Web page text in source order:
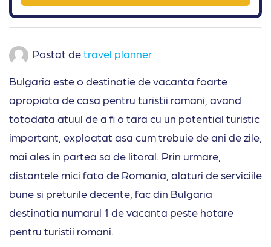
Postat detravel planner
Bulgaria este o destinatie de vacanta foarte
apropiata de casa pentru turistii romani, avand
totodata atuul de a fi o tara cu un potential turistic
important, exploatat asa cum trebuie de ani de zile,
mai ales in partea sa de litoral. Prin urmare,
distantele mici fata de Romania, alaturi de serviciile
bune si preturile decente, fac din Bulgaria
destinatia numarul 1 de vacanta peste hotare
pentru turistii romani.